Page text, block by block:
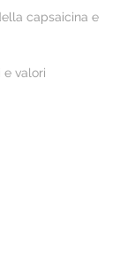
capsaicina e
e valori